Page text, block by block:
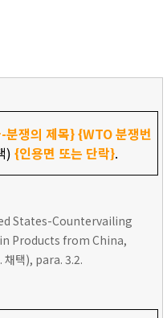
분쟁의 제목}{WTO 분쟁번
) {인용면 또는 단락}.
States-Countervailing
Products from China,
택), para. 3.2.